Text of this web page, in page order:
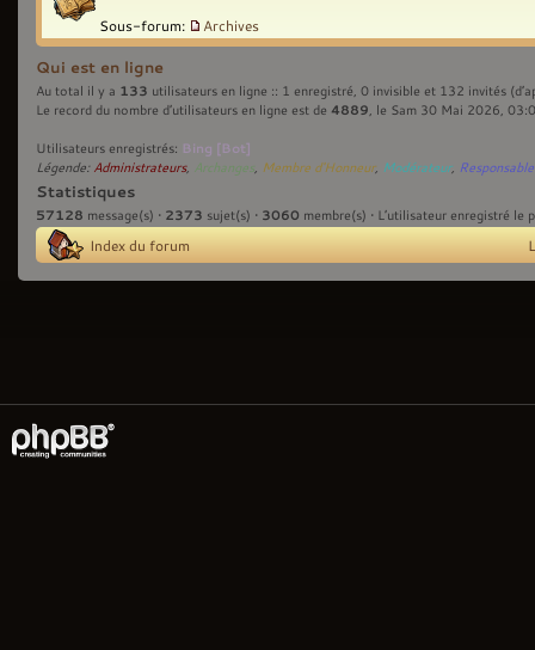
Sous-forum: Archives
Qui est en ligne
Au total il y a 133 utilisateurs en ligne :: 1 enregistré, 0 invisible et 132 invités
Le record du nombre d’utilisateurs en ligne est de 4889 , le Sam 30 Mai 2026,
Utilisateurs enregistrés: Bing [Bot]
Légende: Administrateurs, Archanges Membre d'Honneur, Modérateur,
Statistiques
57128 message(s) • 2373 sujet(s) • 3060 membre(s) • L’utilisateur enregistré le
Index du forum